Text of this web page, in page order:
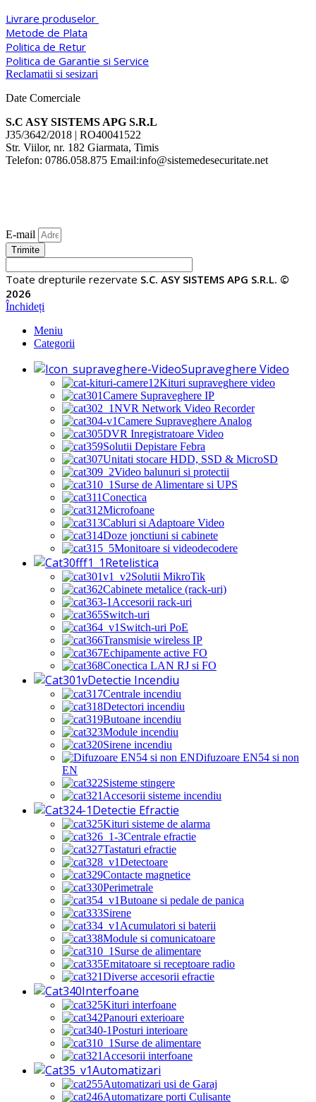
Livrare produselor
Metode de Plata
Politica de Retur
Politica de Garantie si Service
Reclamatii si sesizari
Date Comerciale
S.C ASY SISTEMS APG S.R.L
J35/3642/2018 | RO40041522
Str. Viilor, nr. 182 Giarmata, Timis
Telefon: 0786.058.875 Email:info@sistemedesecuritate.net
E-mail
Trimite
Toate drepturile rezervate S.C. ASY SISTEMS APG S.R.L. ©
2026
Închideți
Meniu
Categorii
Supraveghere Video
Kituri supraveghere video
Camere Supraveghere IP
NVR Network Video Recorder
Camere Supraveghere Analog
DVR Inregistratoare Video
Solutii Depistare Febra
Unitati stocare HDD, SSD & MicroSD
Video balunuri si protectii
Surse de Alimentare si UPS
Conectica
Microfoane
Cabluri si Adaptoare Video
Doze jonctiuni si cabinete
Monitoare si videodecodere
Retelistica
Solutii MikroTik
Cabinete metalice (rack-uri)
Accesorii rack-uri
Switch-uri
Switch-uri PoE
Transmisie wireless IP
Echipamente active FO
Conectica LAN RJ si FO
Detectie Incendiu
Centrale incendiu
Detectori incendiu
Butoane incendiu
Module incendiu
Sirene incendiu
Difuzoare EN54 si non
EN
Sisteme stingere
Accesorii sisteme incendiu
Detectie Efractie
Kituri sisteme de alarma
Centrale efractie
Tastaturi efractie
Detectoare
Contacte magnetice
Perimetrale
Butoane si pedale de panica
Sirene
Acumulatori si baterii
Module si comunicatoare
Surse de alimentare
Emitatoare si receptoare radio
Diverse accesorii efractie
Interfoane
Kituri interfoane
Panouri exterioare
Posturi interioare
Surse de alimentare
Accesorii interfoane
Automatizari
Automatizari usi de Garaj
Automatizare porti Culisante